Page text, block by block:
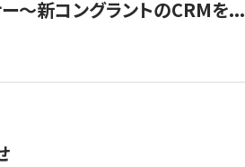
ー〜新コングラントのCRMを...